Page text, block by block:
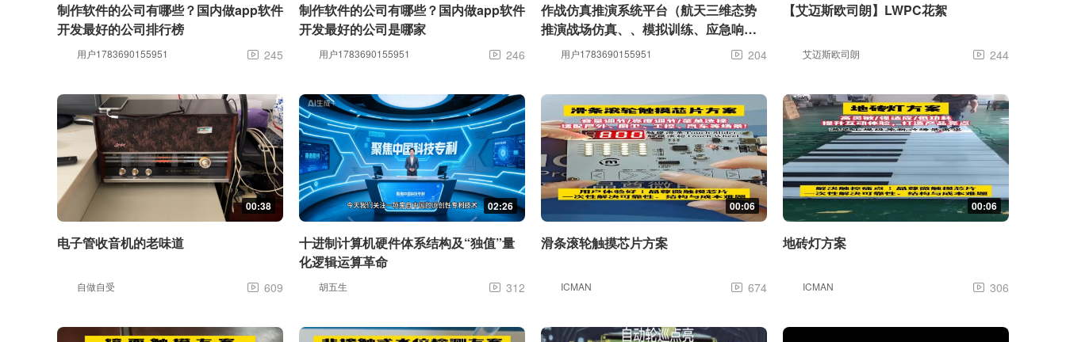
制作软件的公司有哪些？国内做app软件
开发最好的公司排行榜
用户1783690155951  245
制作软件的公司有哪些？国内做app软件
开发最好的公司是哪家
用户1783690155951  246
作战仿真推演系统平台（航天三维态势
推演战场仿真、、模拟训练、应急响应
仿真演练）
用户1783690155951  204
【艾迈斯欧司朗】LWPC花絮
艾迈斯欧司朗  244
00:38
电子管收音机的老味道
自做自受  609
02:26
十进制计算机硬件体系结构及“独值”量
化逻辑运算革命
胡五生  312
00:06
滑条滚轮触摸芯片方案
ICMAN  674
00:06
地砖灯方案
ICMAN  306